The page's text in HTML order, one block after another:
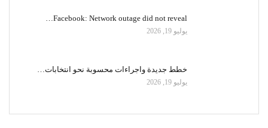
Facebook: Network outage did not reveal…
يوليو 19, 2026
خطط جديدة واجراءات محسوبة نحو انتخابات…
يوليو 19, 2026